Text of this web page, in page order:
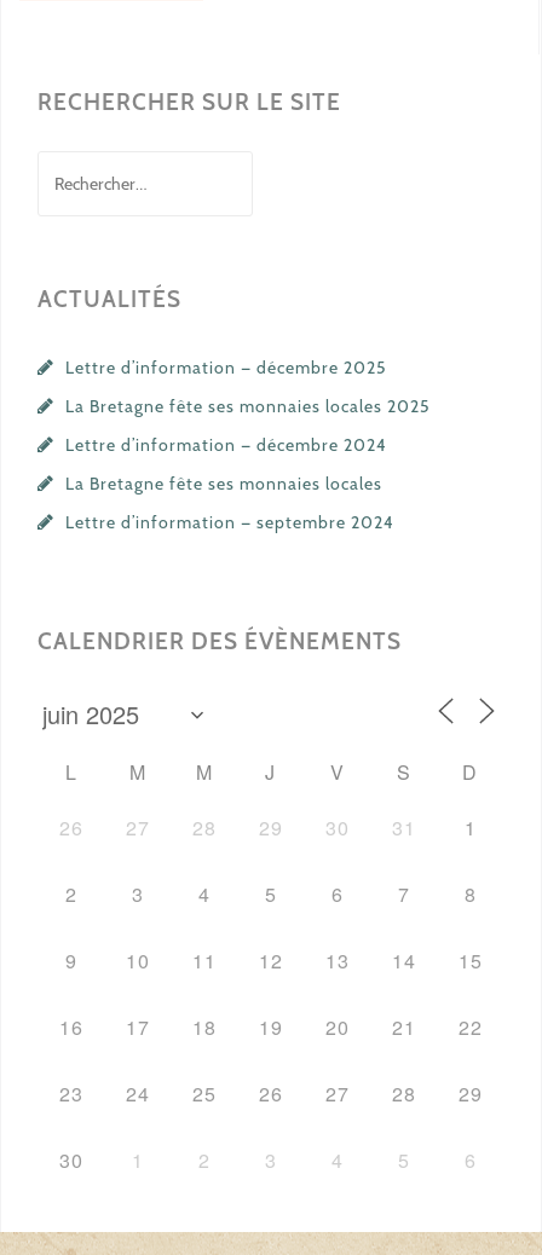
RECHERCHER SUR LE SITE
ACTUALITÉS
Lettre d’information — décembre 2025
La Bretagne fête ses monnaies locales 2025
Lettre d’information — décembre 2024
La Bretagne fête ses monnaies locales
Lettre d’information — septembre 2024
CALENDRIER DES ÉVÈNEMENTS
L M M J V S
D
26
27 28 29 30 31 1
2 3 4 5 6 7 8
9 10 11 12 13 14 15
16 17 18 19 20 21 22
23 24 25 26 27 28 29
30 1 2 3 4 5 6